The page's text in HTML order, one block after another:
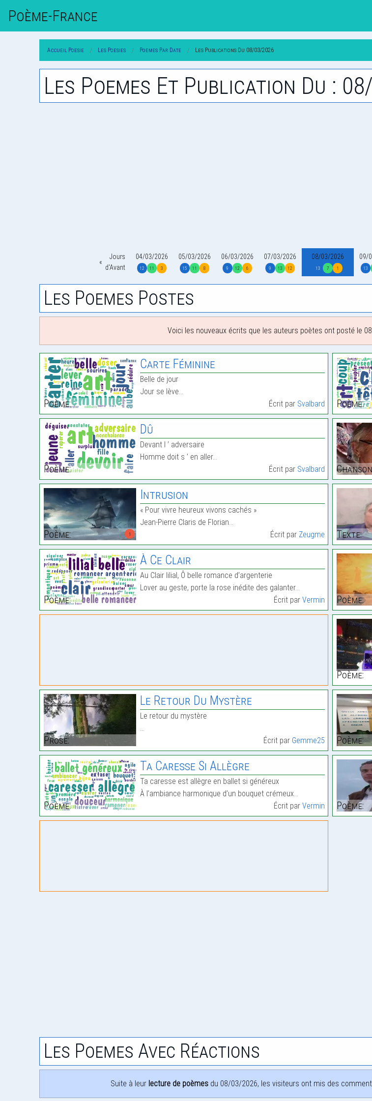
Poème-FrAnce
Accueil Poesie Les Poesies Poemes Par Date Les Publications Du 08/03/2026
Les Poemes Et Publication Du :
Jours
d'Avant
04/03/2026
12 11 3
05/03/2026
15 11 8
06/03/2026
9 12 6
07/03/2026
9 13 12
08/03/2026
13 7 1
09/
13
Les Poemes Postes
Voici les nouveaux écrits que les auteurs poètes ont posté le
Poème:
Carte Féminine
Belle de jour
Jour se lève…
Écrit par Svalbard Poème:
Poème:
Dû
Devant l ’ adversaire
Homme doit s ’ en aller…
Écrit par Svalbard
1
Poème:
Intrusion
« Pour vivre heureux vivons cachés »
Jean-Pierre Claris de Florian…
Écrit par Zeugme Texte:
Poème:
À Ce Clair
Au Clair lilial, Ô belle romance d’argenterie
Lover au geste, porte la rose inédite des galanter…
Écrit parVermin Poème:
Poème:
Prose:
Le Retour Du Mystère
Le retour du mystère
…
Écrit par Gemme25 Poème:
Poème:
Ta Caresse Si Allègre
Ta caresse est allègre en ballet si généreux
À l’ambiance harmonique d’un bouquet crémeux…
Écrit parVermin Poème:
Les Poemes Avec Réactions
Suite à leur lecture de poèmes du 08/03/2026, les visiteurs ont mis des